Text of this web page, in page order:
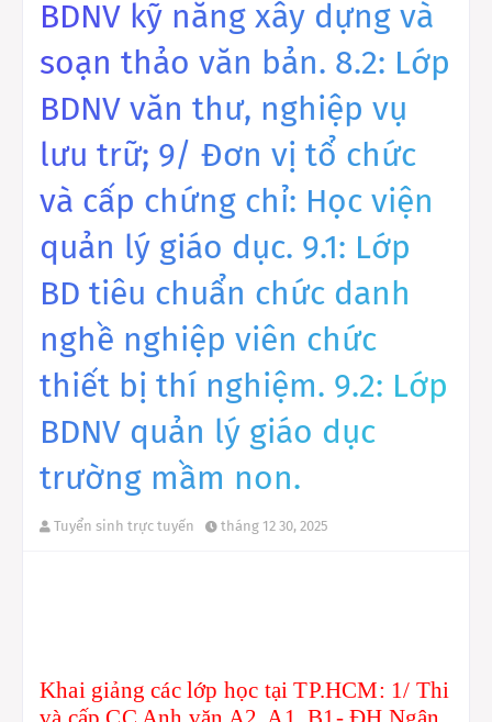
BDNV kỹ năng xây dựng và
soạn thảo văn bản. 8.2: Lớp
BDNV văn thư, nghiệp vụ
lưu trữ; 9/ Đơn vị tổ chức
và cấp chứng chỉ: Học viện
quản lý giáo dục. 9.1: Lớp
BD tiêu chuẩn chức danh
nghề nghiệp viên chức
thiết bị thí nghiệm. 9.2: Lớp
BDNV quản lý giáo dục
trường mầm non.
Tuyển sinh trực tuyến tháng 12 30, 2025
Khai giảng các lớp học tại TP.HCM: 1/ Thi